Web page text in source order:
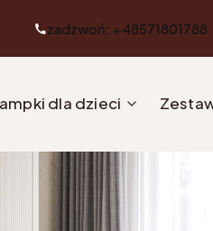
zadzwoń: +48571801788
dla dzieci